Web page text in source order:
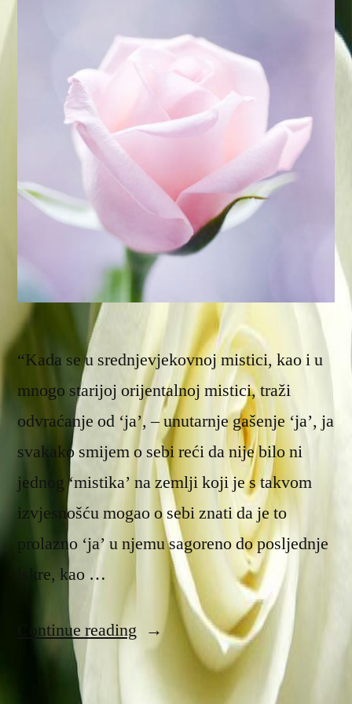
“Kada se u srednjevjekovnoj mistici, kao i u
mnogo starijoj orijentalnoj mistici, traži
odvraćanje od ‘ja’, – unutarnje gašenje ‘ja’, ja
svakako smijem o sebi reći da nije bilo ni
jednog ‘mistika’ na zemlji koji je s takvom
izvjesnošću mogao o sebi znati da je to
prolazno ‘ja’ u njemu sagoreno do posljednje
iskre, kao …
Continue reading “Vječno
‘ja’”